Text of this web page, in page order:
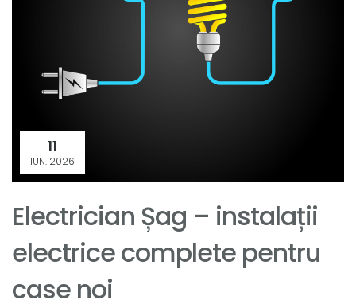
11
IUN. 2026
Electrician Șag – instalații
electrice complete pentru
case noi